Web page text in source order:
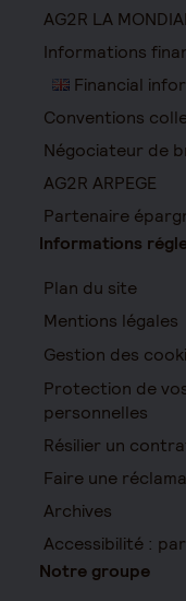
AG2R LA
Informations
Financial
Conventions
Négociateur de
AG2R ARPEGE
Partenaire
Informations
Plan du site
Mentions légales
Gestion des
Protection de
personnelles
Résilier un
Faire une
Archives
Accessibilité :
Notre groupe